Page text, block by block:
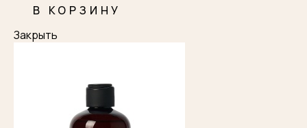
В КОРЗИНУ
Закрыть